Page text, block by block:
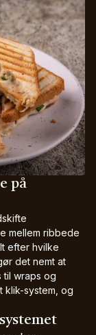
på
mellem ribbede
efter hvilke
det nemt at
til wraps og
klik-system, og